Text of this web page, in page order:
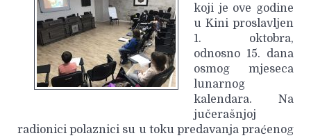
koji je ove godine
u Kini proslavljen
1. oktobra,
odnosno 15. dana
osmog mjeseca
lunarnog
kalendara. Na
jučerašnjoj
radionici polaznici su u toku predavanja praćenog